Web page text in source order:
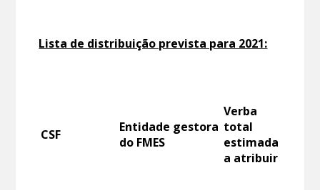
Lista de distribuição prevista para 2021:
CSF
Entidade gestora
do FMES
Verba
total
estimada
a atribuir